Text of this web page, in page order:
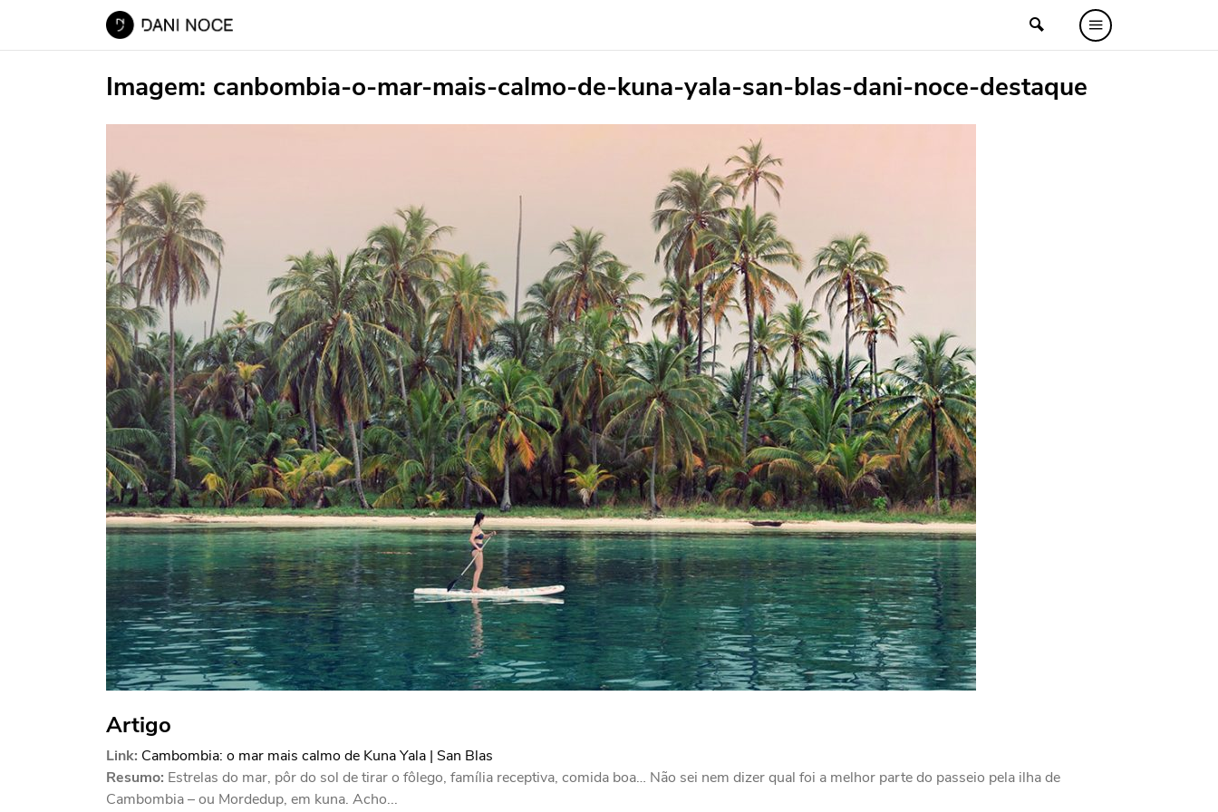
Imagem: canbombia-o-mar-mais-calmo-de-kuna-yala-san-blas-dani-noce-destaque
Artigo
Link: Cambombia: o mar mais calmo de Kuna Yala | San Blas
Resumo: Estrelas do mar, pôr do sol de tirar o fôlego, família receptiva, comida boa… Não sei nem dizer qual foi a melhor parte do passeio pela ilha de
Cambombia – ou Mordedup, em kuna. Acho...